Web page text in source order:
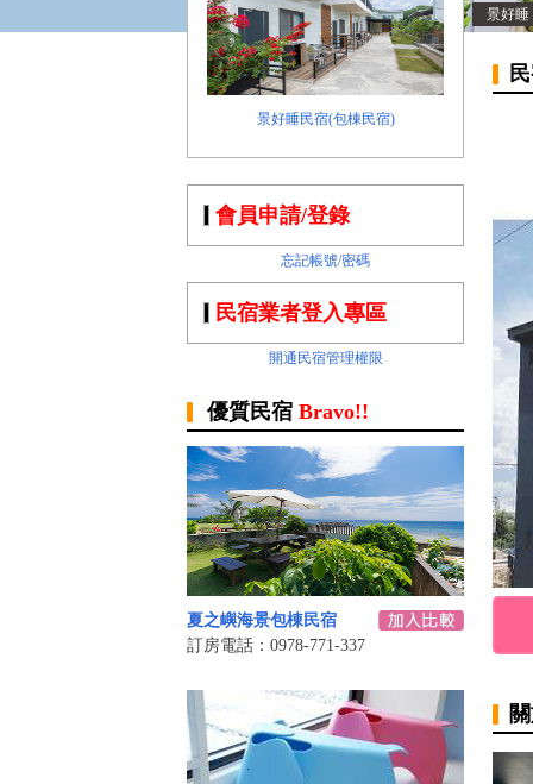
景好睡民宿(包棟民宿)
景好睡
會員申請/登錄
忘記帳號/密碼
民宿業者登入專區
開通民宿管理權限
優質民宿 Bravo!!
夏之嶼海景包棟民宿
訂房電話：0978-771-337